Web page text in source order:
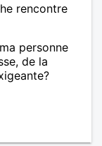
rencontre
personne
de la